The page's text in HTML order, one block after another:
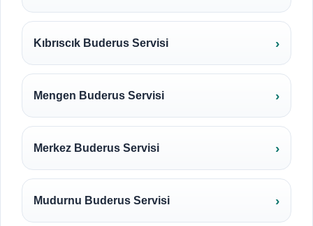
Kıbrıscık Buderus Servisi
Mengen Buderus Servisi
Merkez Buderus Servisi
Mudurnu Buderus Servisi